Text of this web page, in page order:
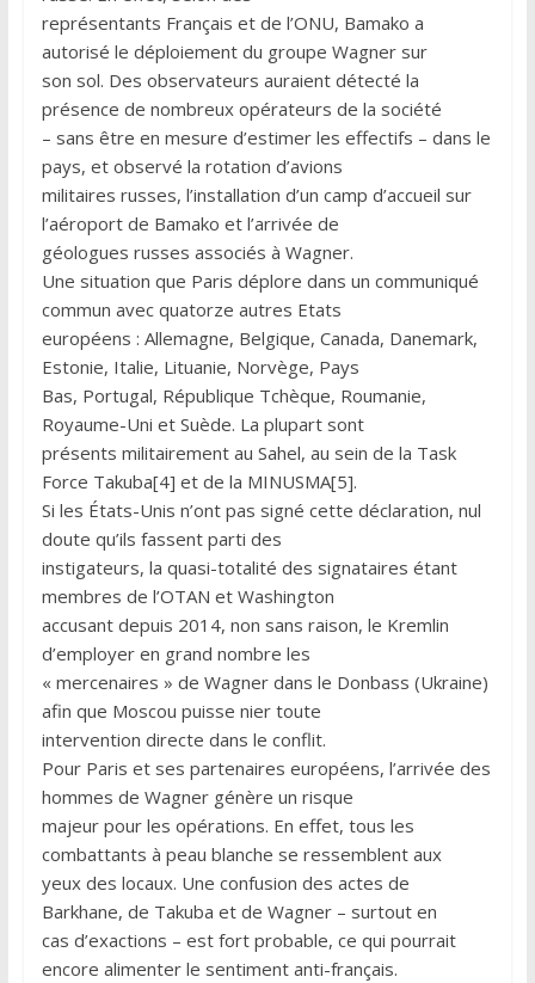
représentants Français et de l’ONU, Bamako a
autorisé le déploiement du groupe Wagner sur
son sol. Des observateurs auraient détecté la
présence de nombreux opérateurs de la société
– sans être en mesure d’estimer les effectifs – dans le
pays, et observé la rotation d’avions
militaires russes, l’installation d’un camp d’accueil sur
l’aéroport de Bamako et l’arrivée de
géologues russes associés à Wagner.
Une situation que Paris déplore dans un communiqué
commun avec quatorze autres Etats
européens : Allemagne, Belgique, Canada, Danemark,
Estonie, Italie, Lituanie, Norvège, Pays
Bas, Portugal, République Tchèque, Roumanie,
Royaume-Uni et Suède. La plupart sont
présents militairement au Sahel, au sein de la Task
Force Takuba[4] et de la MINUSMA[5].
Si les États-Unis n’ont pas signé cette déclaration, nul
doute qu’ils fassent parti des
instigateurs, la quasi-totalité des signataires étant
membres de l’OTAN et Washington
accusant depuis 2014, non sans raison, le Kremlin
d’employer en grand nombre les
« mercenaires » de Wagner dans le Donbass (Ukraine)
afin que Moscou puisse nier toute
intervention directe dans le conflit.
Pour Paris et ses partenaires européens, l’arrivée des
hommes de Wagner génère un risque
majeur pour les opérations. En effet, tous les
combattants à peau blanche se ressemblent aux
yeux des locaux. Une confusion des actes de
Barkhane, de Takuba et de Wagner – surtout en
cas d’exactions – est fort probable, ce qui pourrait
encore alimenter le sentiment anti-français.